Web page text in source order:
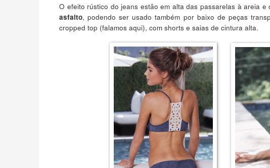
O efeito rústico do jeans estão em alta das passarelas à areia
asfalto, podendo ser usado também por baixo de peças
cropped top (falamos aqui), com shorts e saias de cintura alta.